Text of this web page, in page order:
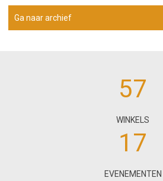
Ga naar archief
57
WINKELS
17
EVENEMENTEN